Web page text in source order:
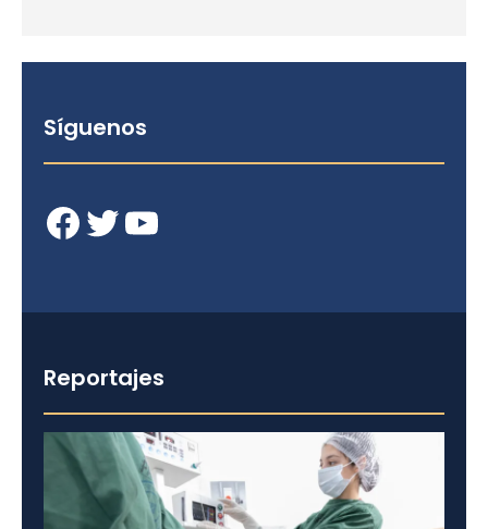
Síguenos
Facebook Twitter YouTube
Reportajes